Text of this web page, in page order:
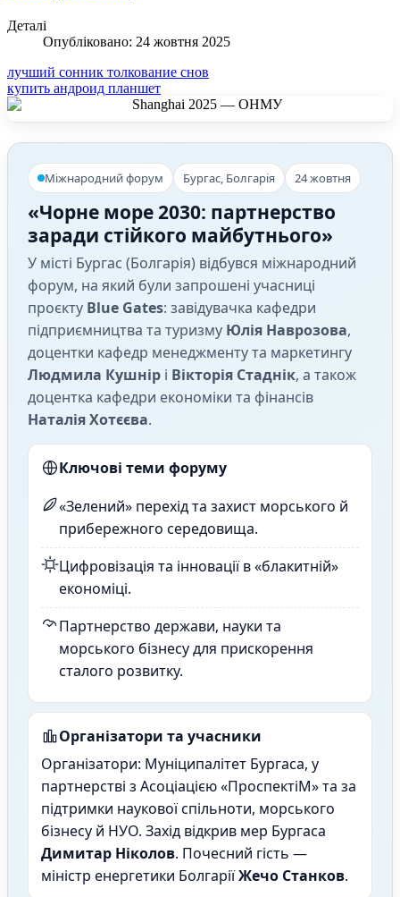
Деталі
Опубліковано: 24 жовтня 2025
лучший сонник толкование снов
купить андроид планшет
Міжнародний форум Бургас, Болгарія 24 жовтня
«Чорне море 2030: партнерство
заради стійкого майбутнього»
У місті Бургас (Болгарія) відбувся міжнародний
форум, на який були запрошені учасниці
проєкту Blue Gates: завідувачка кафедри
підприємництва та туризму Юлія Наврозова,
доцентки кафедр менеджменту та маркетингу
Людмила Кушнір і Вікторія Стаднік, а також
доцентка кафедри економіки та фінансів
Наталія Хотєєва.
Ключові теми форуму
«Зелений» перехід та захист морського й
прибережного середовища.
Цифровізація та інновації в «блакитній»
економіці.
Партнерство держави, науки та
морського бізнесу для прискорення
сталого розвитку.
Організатори та учасники
Організатори: Муніципалітет Бургаса, у
партнерстві з Асоціацією «ПроспектіМ» та за
підтримки наукової спільноти, морського
бізнесу й НУО. Захід відкрив мер Бургаса
Димитар Ніколов. Почесний гість —
міністр енергетики БолгаріїЖечо Станков.